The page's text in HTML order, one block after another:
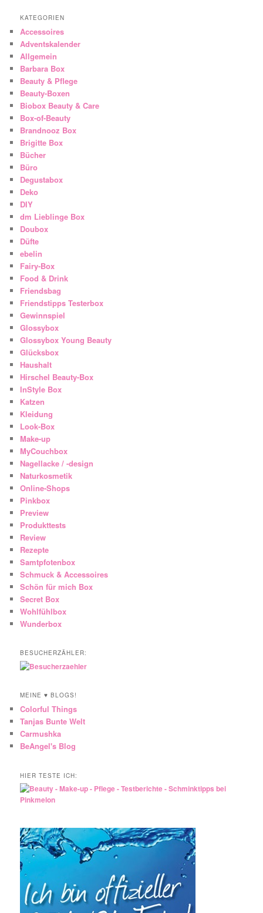
KATEGORIEN
Accessoires
Adventskalender
Allgemein
Barbara Box
Beauty & Pflege
Beauty-Boxen
Biobox Beauty & Care
Box-of-Beauty
Brandnooz Box
Brigitte Box
Bücher
Büro
Degustabox
Deko
DIY
dm Lieblinge Box
Doubox
Düfte
ebelin
Fairy-Box
Food & Drink
Friendsbag
Friendstipps Testerbox
Gewinnspiel
Glossybox
Glossybox Young Beauty
Glücksbox
Haushalt
Hirschel Beauty-Box
InStyle Box
Katzen
Kleidung
Look-Box
Make-up
MyCouchbox
Nagellacke / -design
Naturkosmetik
Online-Shops
Pinkbox
Preview
Produkttests
Review
Rezepte
Samtpfotenbox
Schmuck & Accessoires
Schön für mich Box
Secret Box
Wohlfühlbox
Wunderbox
BESUCHERZÄHLER:
MEINE ♥ BLOGS!
Colorful Things
Tanjas Bunte Welt
Carmushka
BeAngel's Blog
HIER TESTE ICH: